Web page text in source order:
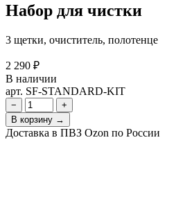
Набор для чистки
3 щетки, очиститель, полотенце
2 290 ₽
В наличии
арт. SF-STANDARD-KIT
−
+
В корзину →
Доставка в ПВЗ Ozon по России